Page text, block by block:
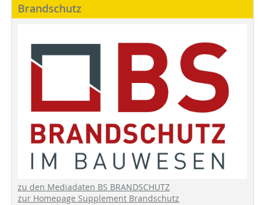
Brandschutz
zu den Mediadaten BS BRANDSCHUTZ
zur Homepage Supplement Brandschutz